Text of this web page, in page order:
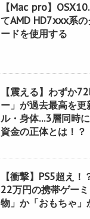
【Mac pro】
てAMD HD7xxx系の
ードを使用する
【震える】わずか
ー」が過去最高を
ル・身体…3層同時
資金の正体とは！？
【衝撃】PS5超え！
22万円の携帯ゲー
物」か「おもちゃ」